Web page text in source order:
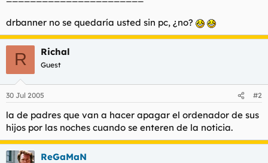
drbanner no se quedaría usted sin pc, ¿no?
R Richal
Guest
30 Jul 2005 #2
la de padres que van a hacer apagar el ordenador de sus
hijos por las noches cuando se enteren de la noticia.
ReGaMaN